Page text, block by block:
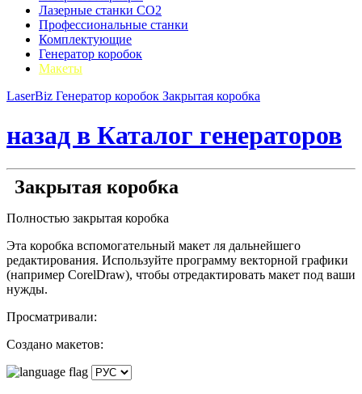
Лазерные станки CO2
Профессиональные станки
Комплектующие
Генератор коробок
Макеты
LaserBiz Генератор коробок Закрытая коробка
назад в Каталог генераторов
Закрытая коробка
Полностью закрытая коробка
Эта коробка вспомогательный макет ля дальнейшего
редактирования. Используйте программу векторной графики
(например CorelDraw), чтобы отредактировать макет под ваши
нужды.
Просматривали:
Создано макетов: